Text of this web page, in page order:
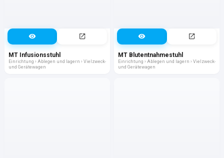
MT Infusionsstuhl
Einrichtung › Ablegen und lagern › Vielzweck-
und Gerätewagen
MT Blutentnahmestuhl
Einrichtung › Ablegen und lagern › Vielzweck-
und Gerätewagen